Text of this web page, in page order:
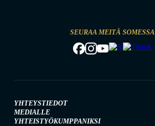
SEURAA MEITÄ SOMESSA
YHTEYSTIEDOT
MEDIALLE
YHTEISTYÖKUMPPANIKSI